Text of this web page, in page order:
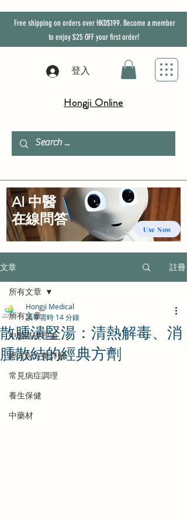
Free shipping on orders over HKD$199. Become a member
to enjoy$25 OFFyour first order!
登入
Hongji Online
文章 註冊
所有文章
中醫基礎理論
經方與方劑詳解
常見病症調理
養生保健
中藥材
所有文章
散腫潰堅湯：清熱解毒、消
腫散結的經典方劑
Hongji Medical
讀畢需時 14 分鐘
Use Now
AI 中醫
​在線問答